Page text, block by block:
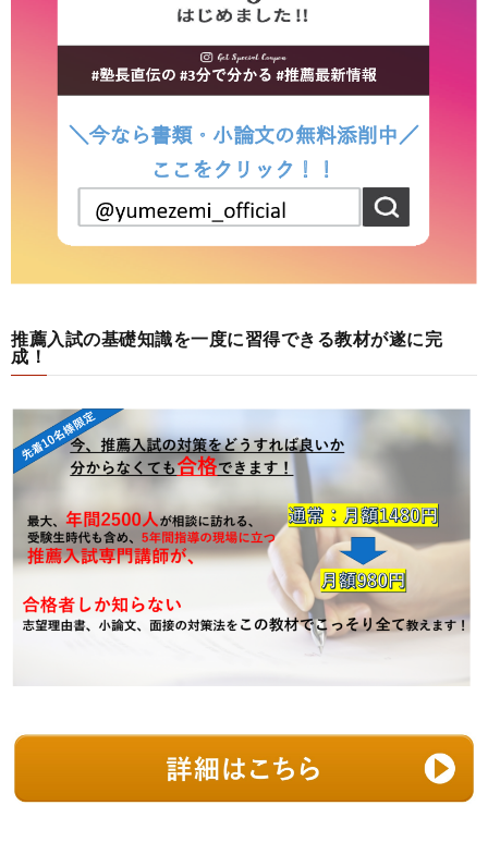
推薦入試の基礎知識を一度に習得できる教材が遂に完
成！